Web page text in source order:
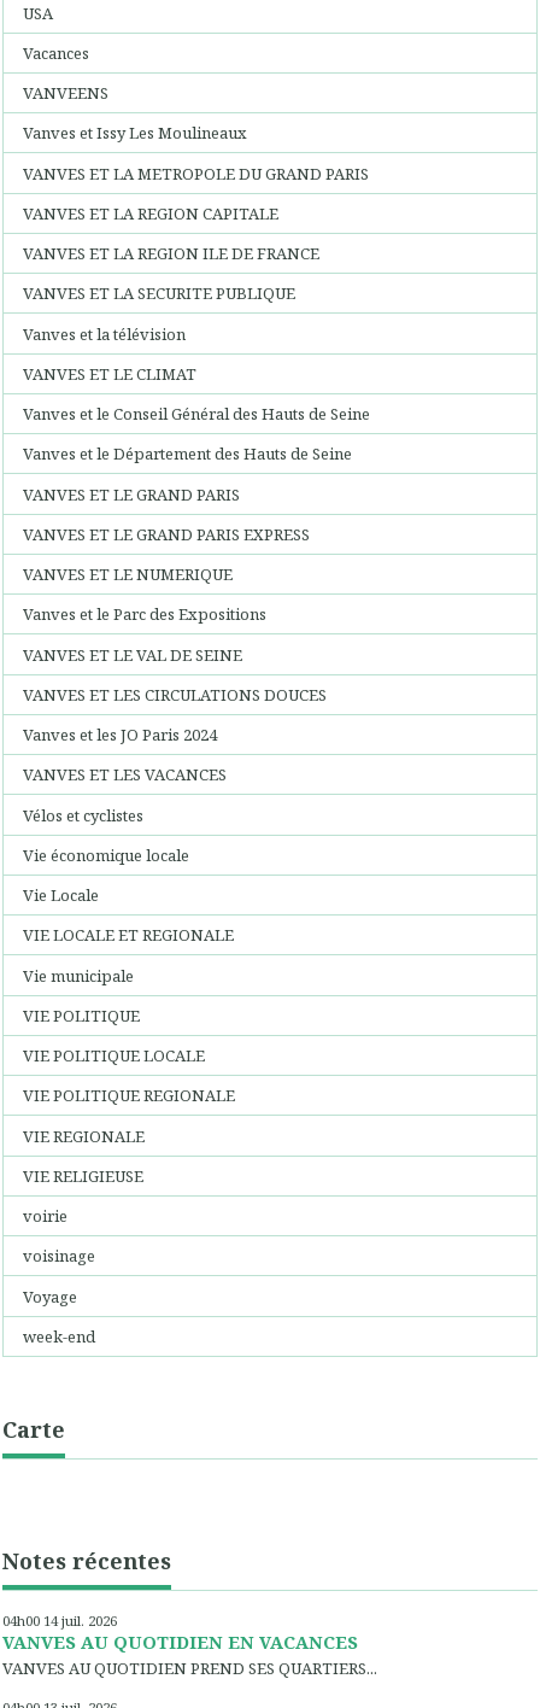
USA
Vacances
VANVEENS
Vanves et Issy Les Moulineaux
VANVES ET LA METROPOLE DU GRAND PARIS
VANVES ET LA REGION CAPITALE
VANVES ET LA REGION ILE DE FRANCE
VANVES ET LA SECURITE PUBLIQUE
Vanves et la télévision
VANVES ET LE CLIMAT
Vanves et le Conseil Général des Hauts de Seine
Vanves et le Département des Hauts de Seine
VANVES ET LE GRAND PARIS
VANVES ET LE GRAND PARIS EXPRESS
VANVES ET LE NUMERIQUE
Vanves et le Parc des Expositions
VANVES ET LE VAL DE SEINE
VANVES ET LES CIRCULATIONS DOUCES
Vanves et les JO Paris 2024
VANVES ET LES VACANCES
Vélos et cyclistes
Vie économique locale
Vie Locale
VIE LOCALE ET REGIONALE
Vie municipale
VIE POLITIQUE
VIE POLITIQUE LOCALE
VIE POLITIQUE REGIONALE
VIE REGIONALE
VIE RELIGIEUSE
voirie
voisinage
Voyage
week-end
Carte
Notes récentes
04h00 14 juil. 2026
VANVES AU QUOTIDIEN EN VACANCES
VANVES AU QUOTIDIEN PREND SES QUARTIERS...